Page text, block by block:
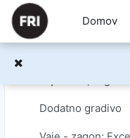
Preskoči na glavno vsebino
Domov
Dodatno gradivo